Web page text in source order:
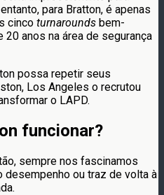
para Bratton, é apenas
cinco turnarounds bem-
anos na área de segurança
possa repetir seus
Los Angeles o recrutou
o LAPD.
funcionar?
sempre nos fascinamos
ou traz de volta à